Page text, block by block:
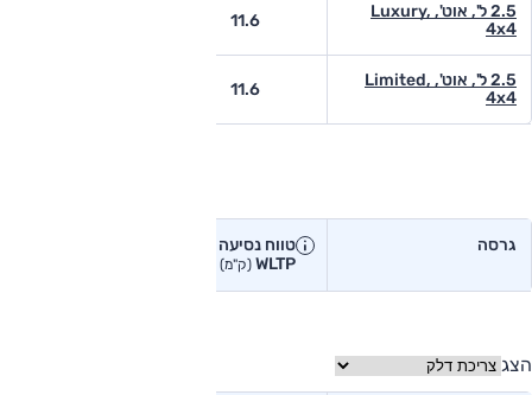
2.5 ל', אוט', Luxury,
4x4
11.6
2.5 ל', אוט', Limited,
4x4
11.6
גרסה
טווח נסיעה יצרן
WLTP(ק"מ)
הצג